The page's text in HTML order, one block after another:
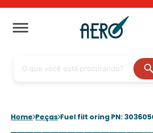
Home Peças Fuel filt oring PN: